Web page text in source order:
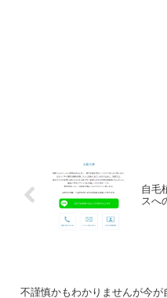
自毛
スへ
不謹慎かもわかりませんが今が